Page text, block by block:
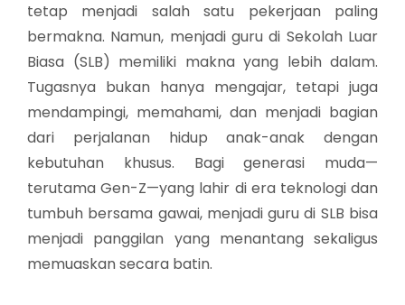
tetap menjadi salah satu pekerjaan paling
bermakna. Namun, menjadi guru di Sekolah Luar
Biasa (SLB) memiliki makna yang lebih dalam.
Tugasnya bukan hanya mengajar, tetapi juga
mendampingi, memahami, dan menjadi bagian
dari perjalanan hidup anak-anak dengan
kebutuhan khusus. Bagi generasi muda—
terutama Gen-Z—yang lahir di era teknologi dan
tumbuh bersama gawai, menjadi guru di SLB bisa
menjadi panggilan yang menantang sekaligus
memuaskan secara batin.